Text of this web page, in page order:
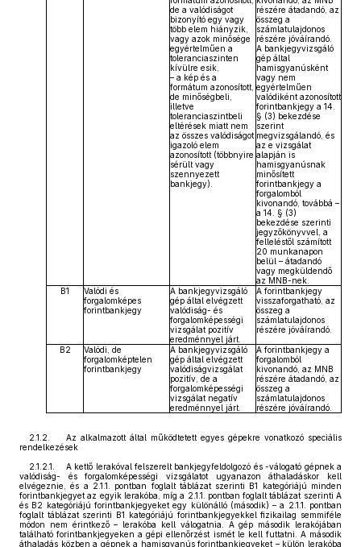
de a valódiságot
bizonyító egy vagy
több elem hiányzik,
vagy azok minősége
egyértelműen a
toleranciaszinten
kívülre esik,
– a kép és a
formátum azonosított,
de minőségbeli,
illetve
toleranciaszintbeli
eltérések miatt nem
az összes valódiságot
igazoló elem
azonosított (többnyire
sérült vagy
szennyezett
bankjegy).
részére átadandó, az
összeg a
számlatulajdonos
részére jóváírandó.
A bankjegyvizsgáló
gép által
hamisgyanúsként
vagy nem
egyértelműen
valódiként azonosított
forintbankjegy a 14.
§ (3) bekezdése
szerint
megvizsgálandó, és
az e vizsgálat
alapján is
hamisgyanúsnak
minősített
forintbankjegy a
forgalomból
kivonandó, továbbá –
a 14. § (3)
bekezdése szerinti
jegyzőkönyvvel, a
felleléstől számított
20 munkanapon
belül – átadandó
vagy megküldendő
az MNB-nek.
B1
Valódi és
forgalomképes
forintbankjegy
A bankjegyvizsgáló
gép által elvégzett
valódiság- és
forgalomképességi
vizsgálat pozitív
eredménnyel járt.
A forintbankjegy
visszaforgatható, az
összeg a
számlatulajdonos
részére jóváírandó.
B2
Valódi, de
forgalomképtelen
forintbankjegy
A bankjegyvizsgáló
gép által elvégzett
valódiságvizsgálat
pozitív, de a
forgalomképességi
vizsgálat negatív
eredménnyel járt.
A forintbankjegy a
forgalomból
kivonandó, az MNB
részére átadandó, az
összeg a
számlatulajdonos
részére jóváírandó.
2.1.2. Az alkalmazott által működtetett egyes gépekre vonatkozó speciális
rendelkezések
2.1.2.1. A kettő lerakóval felszerelt bankjegyfeldolgozó és -válogató gépnek a
valódiság- és forgalomképességi vizsgálatot ugyanazon áthaladáskor kell
elvégeznie, és a 2.1.1. pontban foglalt táblázat szerinti B1 kategóriájú minden
forintbankjegyet az egyik lerakóba, míg a 2.1.1. pontban foglalt táblázat szerinti A
és B2 kategóriájú forintbankjegyeket egy különálló (második) – a 2.1.1. pontban
foglalt táblázat szerinti B1 kategóriájú forintbankjegyekkel fizikailag semmiféle
módon nem érintkező – lerakóba kell válogatnia. A gép második lerakójában
található forintbankjegyeken a gépi ellenőrzést ismét le kell futtatni. A második
áthaladás közben a gépnek a hamisgyanús forintbankjegyeket – külön lerakóba